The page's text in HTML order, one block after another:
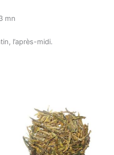
mn
l’après-midi.